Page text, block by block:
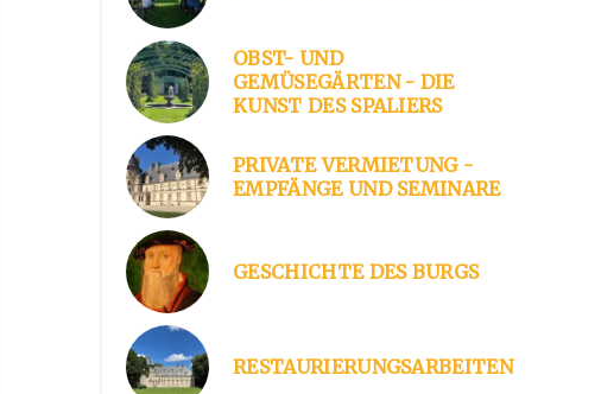
Livre Jardins Remarquables
OBST- UND
GEMÜSEGÄRTEN - DIE
KUNST DES SPALIERS
PRIVATE VERMIETUNG -
EMPFÄNGE UND SEMINARE
GESCHICHTE DES BURGS
RESTAURIERUNGSARBEITEN